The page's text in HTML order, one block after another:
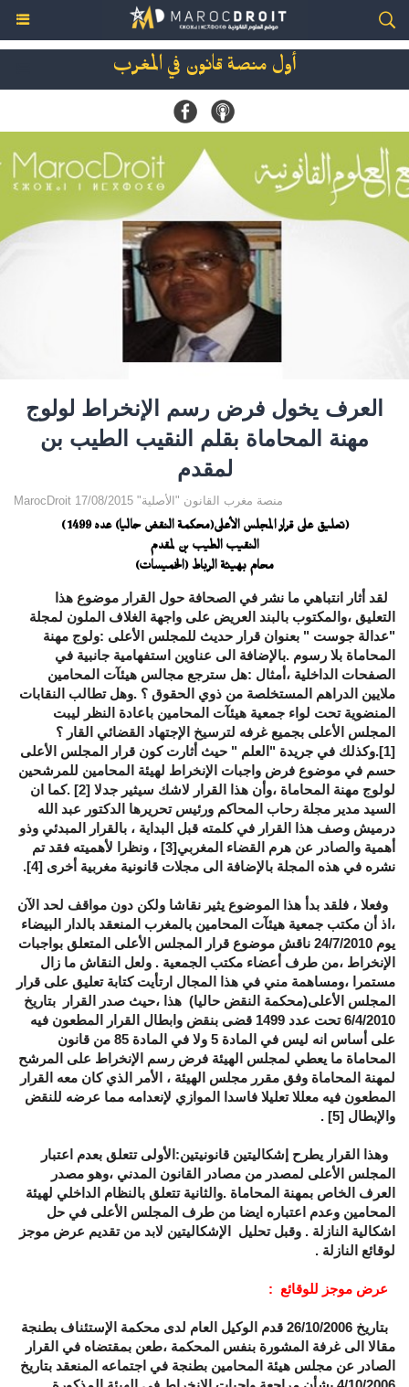
أول منصة قانون في المغرب
العرف يخول فرض رسم الإنخراط لولوج
مهنة المحاماة بقلم النقيب الطيب بن
لمقدم
MarocDroit منصة مغرب القانون "الأصلية" 17/08/2015
(تعليق على قرار المجلس الأعلى(محكمة النقض حاليا) عدد 1499 )
النقيب الطيب بن لمقدم
محام بهيئة الرباط (الخميسات)
لقد أثار انتباهي ما نشر في الصحافة حول القرار موضوع هذا
التعليق ،والمكتوب بالبند العريض على واجهة الغلاف الملون لمجلة
"عدالة جوست " بعنوان قرار حديث للمجلس الأعلى :ولوج مهنة
المحاماة بلا رسوم .بالإضافة الى عناوين استفهامية جانبية في
الصفحات الداخلية ،أمثال :هل سترجع مجالس هيئآت المحامين
ملايين الدراهم المستخلصة من ذوي الحقوق ؟ .وهل تطالب النقابات
المنضوية تحت لواء جمعية هيئآت المحامين باعادة النظر ليبت
المجلس الأعلى بجميع غرفه لترسيخ الإجتهاد القضائي القار ؟
[1].وكذلك في جريدة "العلم " حيث أثارت كون قرار المجلس الأعلى
حسم في موضوع فرض واجبات الإنخراط لهيئة المحامين للمرشحين
لولوج مهنة المحاماة ،وأن هذا القرار لاشك سيثير جدلا [2] .كما ان
السيد مدير مجلة رحاب المحاكم ورئيس تحريرها الدكتور عبد الله
درميش وصف هذا القرار في كلمته قبل البداية ، بالقرار المبدئي وذو
أهمية والصادر عن هرم القضاء المغربي[3] ، ونظرا لأهميته فقد تم
نشره في هذه المجلة بالإضافة الى مجلات قانونية مغربية أخرى [4]
.
وفعلا ، فلقد بدأ هذا الموضوع يثير نقاشا ولكن دون مواقف لحد الآن
،اذ أن مكتب جمعية هيئآت المحامين بالمغرب المنعقد بالدار البيضاء
يوم 24/7/2010 ناقش موضوع قرار المجلس الأعلى المتعلق بواجبات
الإنخراط ،من طرف أعضاء مكتب الجمعية . ولعل النقاش ما زال
مستمرا ،ومساهمة مني في هذا المجال ارتأيت كتابة تعليق على قرار
المجلس الأعلى(محكمة النقض حاليا) هذا ،حيث صدر القرار بتاريخ
6/4/2010 تحت عدد 1499 قضى بنقض وابطال القرار المطعون فيه
على أساس انه ليس في المادة 5 ولا في المادة 85 من قانون
المحاماة ما يعطي لمجلس الهيئة فرض رسم الإنخراط على المرشح
لمهنة المحاماة وفق مقرر مجلس الهيئة ، الأمر الذي كان معه القرار
المطعون فيه معللا تعليلا فاسدا الموازي لإنعدامه مما عرضه للنقض
والإبطال [5]
.
وهذا القرار يطرح إشكاليتين قانونيتين: الأولى تتعلق بعدم اعتبار
المجلس الأعلى لمصدر من مصادر القانون المدني ،وهو مصدر
العرف الخاص بمهنة المحاماة .والثانية تتعلق بالنظام الداخلي لهيئة
المحامين وعدم اعتباره ايضا من طرف المجلس الأعلى في حل
اشكالية النازلة . وقبل تحليل الإشكاليتين لابد من تقديم عرض موجز
لوقائع النازلة .
عرض موجز للوقائع :
بتاريخ 26/10/2006 قدم الوكيل العام لدى محكمة الإستئناف بطنجة
مقالا الى غرفة المشورة بنفس المحكمة ،طعن بمقتضاه في القرار
الصادر عن مجلس هيئة المحامين بطنجة في اجتماعه المنعقد بتاريخ